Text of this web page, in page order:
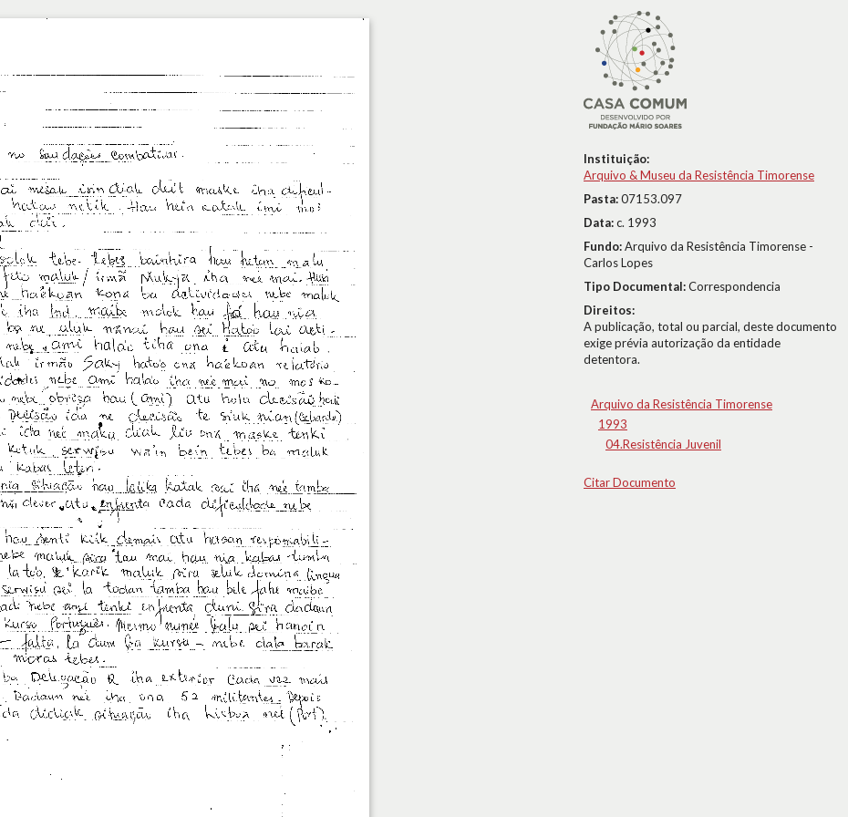
Instituição:
Arquivo & Museu da Resistência Timorense
Pasta:07153.097
Data:c. 1993
Fundo:Arquivo da Resistência Timorense -
Carlos Lopes
Tipo Documental:Correspondencia
Direitos:
A publicação, total ou parcial, deste documento
exige prévia autorização da entidade
detentora.
Arquivo da Resistência Timorense
1993
04.Resistência Juvenil
Citar Documento